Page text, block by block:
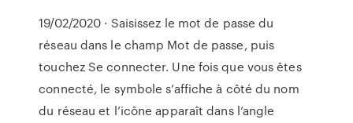
19/02/2020 · Saisissez le mot de passe du
réseau dans le champ Mot de passe, puis
touchez Se connecter. Une fois que vous êtes
connecté, le symbole s’affiche à côté du nom
du réseau et l’icône apparaît dans l’angle